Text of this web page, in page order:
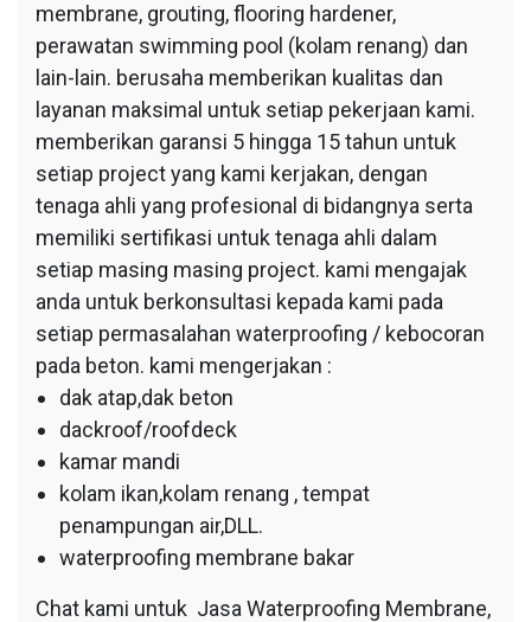
membrane, grouting, flooring hardener,
perawatan swimming pool (kolam renang) dan
lain-lain. berusaha memberikan kualitas dan
layanan maksimal untuk setiap pekerjaan kami.
memberikan garansi 5 hingga 15 tahun untuk
setiap project yang kami kerjakan, dengan
tenaga ahli yang profesional di bidangnya serta
memiliki sertifikasi untuk tenaga ahli dalam
setiap masing masing project. kami mengajak
anda untuk berkonsultasi kepada kami pada
setiap permasalahan waterproofing / kebocoran
pada beton. kami mengerjakan :
dak atap,dak beton
dackroof/roofdeck
kamar mandi
kolam ikan,kolam renang , tempat
penampungan air,DLL.
waterproofing membrane bakar
Chat kami untuk Jasa Waterproofing Membrane,